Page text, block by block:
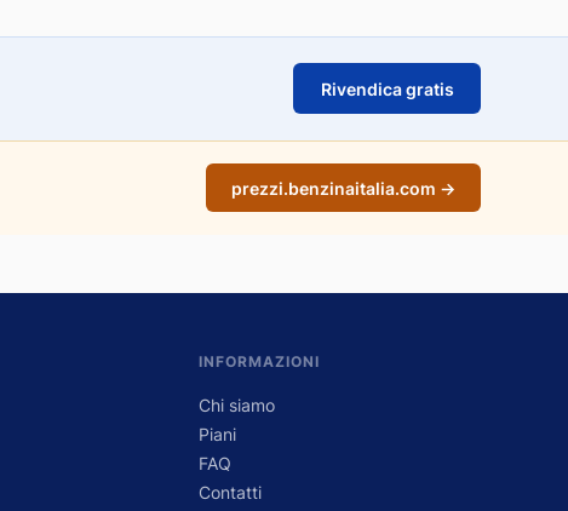
Rivendica gratis
prezzi.benzinaitalia.com →
INFORMAZIONI
Chi siamo
Piani
FAQ
Contatti